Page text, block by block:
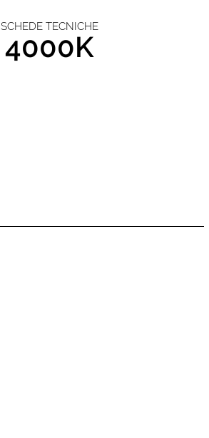
SCHEDE TECNICHE
4000K